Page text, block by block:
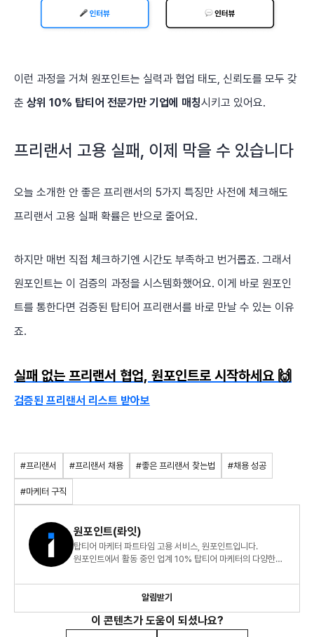
이런 과정을 거쳐 원포인트는 실력과 협업 태도, 신뢰도를 모두 갖
춘 상위 10% 탑티어 전문가만 기업에 매칭시키고 있어요.
프리랜서 고용 실패, 이제 막을 수 있습니다
오늘 소개한 안 좋은 프리랜서의 5가지 특징만 사전에 체크해도
프리랜서 고용 실패 확률은 반으로 줄어요.
하지만 매번 직접 체크하기엔 시간도 부족하고 번거롭죠. 그래서
원포인트는 이 검증의 과정을 시스템화했어요. 이게 바로 원포인
트를 통한다면 검증된 탑티어 프리랜서를 바로 만날 수 있는 이유
죠.
실패 없는 프리랜서 협업, 원포인트로 시작하세요 🙌
검증된 프리랜서 리스트 받아보
#프리랜서 #프리랜서 채용 #좋은 프리랜서 찾는법 #채용 성공
#마케터 구직
원포인트(롸잇)
탑티어 마케터 파트타임 고용 서비스, 원포인트입니다.
원포인트에서 활동 중인 업계 10% 탑티어 마케터의 다양한
전합니다
알림받기
이 콘텐츠가 도움이 되셨나요?